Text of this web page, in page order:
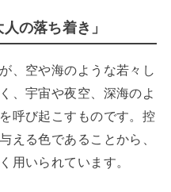
の落ち着き」
、空や海のような若々し
、宇宙や夜空、深海のよ
呼び起こすものです。控
える色であることから、
用いられています。